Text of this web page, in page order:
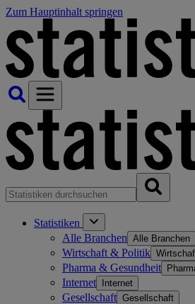
Zum Hauptinhalt springen
Statistiken
Alle Branchen Alle Branchen
Wirtschaft & Politik
Pharma & Gesundheit
Internet Internet
Gesellschaft Gesellschaft